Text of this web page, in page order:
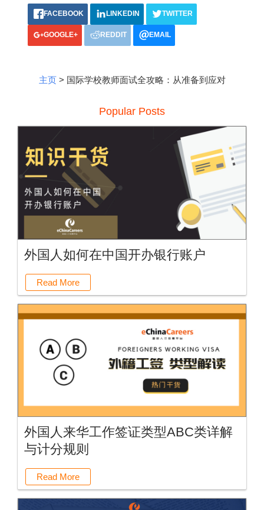
FACEBOOK LINKEDIN TWITTER
GOOGLE+ REDDIT EMAIL
主页 > 国际学校教师面试全攻略：从准备到应对
Popular Posts
外国人如何在中国开办银行账户
Read More
外国人来华工作签证类型ABC类详解
与计分规则
Read More